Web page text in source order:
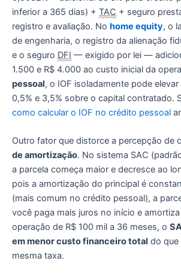
inferior a 365 dias) + TAC + seguro
registro e avaliação. No home equity, o
de engenharia, o registro da alienação
e o seguro DFI — exigido por lei —
1.500 e R$ 4.000 ao custo inicial da
pessoal, o IOF isoladamente pode
0,5% e 3,5% sobre o capital contratado.
como calcular o IOF no crédito pessoal
Outro fator que distorce a percepção de
de amortização. No sistema SAC
a parcela começa maior e decresce ao
pois a amortização do principal é
(mais comum no crédito pessoal), a
você paga mais juros no início e
operação de R$ 100 mil a 36 meses, o
em menor custo financeiro total do que
mesma taxa.